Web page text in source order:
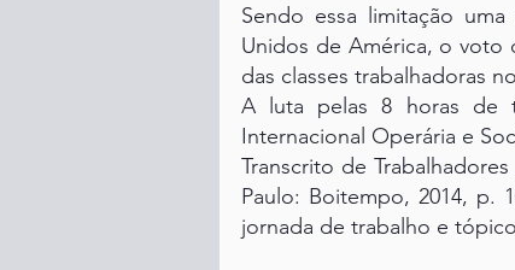
Sendo essa limitação
Unidos de América, o voto
das classes trabalhadoras
A luta pelas 8 horas de
Internacional Operária e
Transcrito de
Paulo: Boitempo, 2014, p.
jornada de trabalho e